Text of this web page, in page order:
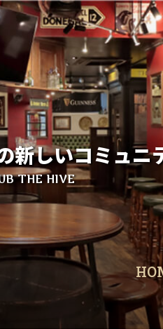
新しいコミュニ
THE HIVE